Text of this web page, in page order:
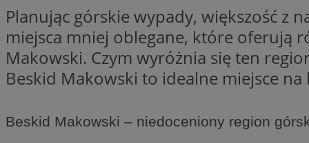
Planując górskie wypady, większość z
miejsca mniej oblegane, które oferują
Makowski. Czym wyróżnia się ten
Beskid Makowski to idealne miejsce na
Beskid Makowski – niedoceniony region
SessID
QeSessID